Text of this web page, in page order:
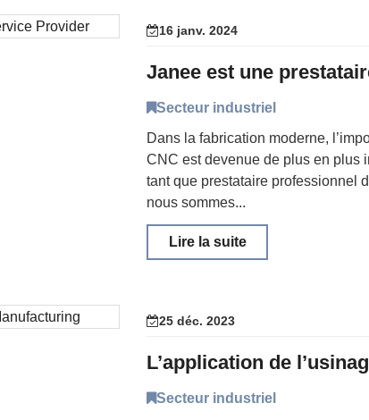
16 janv. 2024
Secteur industriel
Dans la fabrication moderne,
CNC est devenue de plus en plus
tant que prestataire professionnel
nous sommes...
Lire la suite
25 déc. 2023
Secteur industriel